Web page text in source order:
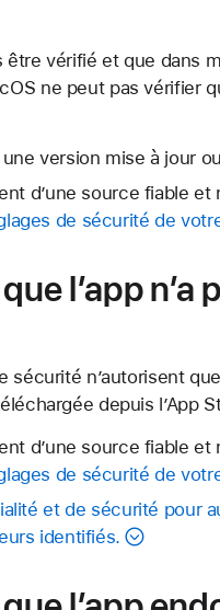
vérifié et que dans
ne peut pas vérifier
version mise à jour
d’une source fiable et
de sécurité de
l’app
n’autorisent
depuis l’App
d’une source fiable et
de sécurité de
et de sécurité pour
identifiés.